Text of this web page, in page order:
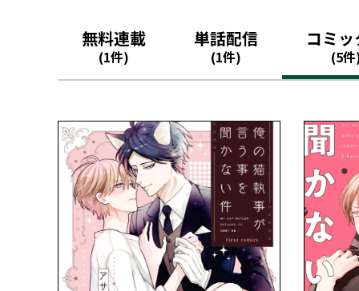
無料連載
(1件)
単話配信
(1件)
コミッ
(5